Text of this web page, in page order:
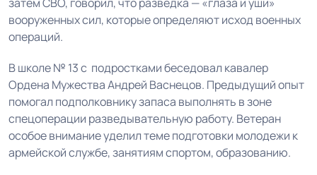
вооруженных сил, которые определяют исход военных
операций.
В школе № 13 с подростками беседовал кавалер
Ордена Мужества Андрей Васнецов. Предыдущий опыт
помогал подполковнику запаса выполнять в зоне
спецоперации разведывательную работу. Ветеран
особое внимание уделил теме подготовки молодежи к
армейской службе, занятиям спортом, образованию.